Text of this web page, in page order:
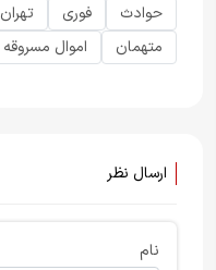
حوادث فوری تهران
متهمان
اموال مسروقه
ارسال نظر
نام